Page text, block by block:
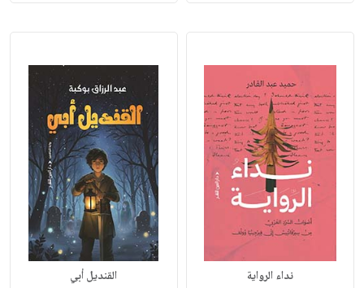
نداء الرواية القنديل أبي